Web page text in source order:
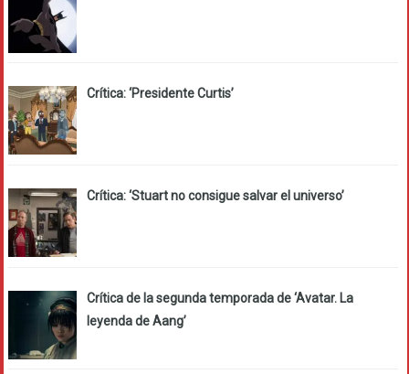
Crítica: ‘Presidente Curtis’
Crítica: ‘Stuart no consigue salvar el universo’
Crítica de la segunda temporada de ‘Avatar. La
leyenda de Aang’